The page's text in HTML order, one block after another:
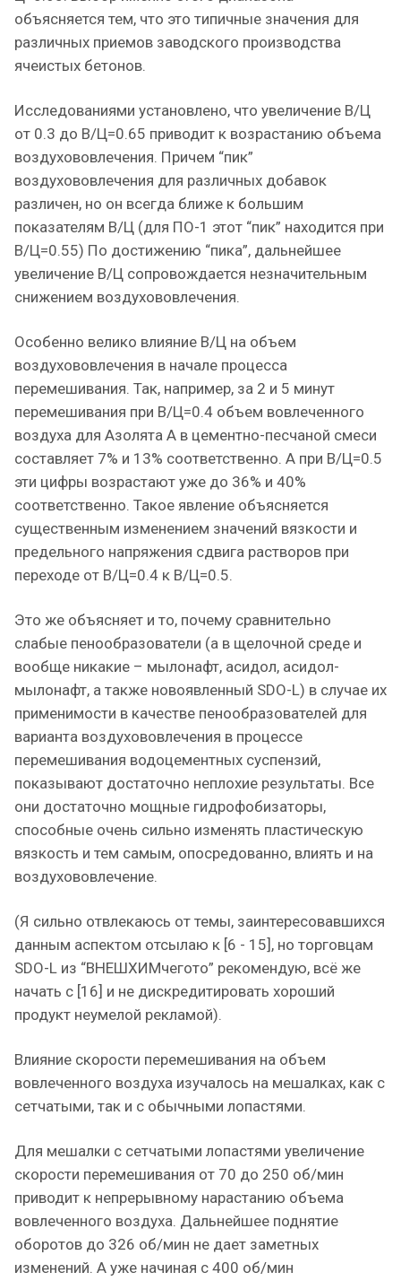
объясняется тем, что это типичные значения для
различных приемов заводского производства
ячеистых бетонов.
Исследованиями установлено, что увеличение В/Ц
от 0.3 до В/Ц=0.65 приводит к возрастанию объема
воздухововлечения. Причем “пик”
воздухововлечения для различных добавок
различен, но он всегда ближе к большим
показателям В/Ц (для ПО-1 этот “пик” находится при
В/Ц=0.55) По достижению “пика”, дальнейшее
увеличение В/Ц сопровождается незначительным
снижением воздухововлечения.
Особенно велико влияние В/Ц на объем
воздухововлечения в начале процесса
перемешивания. Так, например, за 2 и 5 минут
перемешивания при В/Ц=0.4 объем вовлеченного
воздуха для Азолята А в цементно-песчаной смеси
составляет 7% и 13% соответственно. А при В/Ц=0.5
эти цифры возрастают уже до 36% и 40%
соответственно. Такое явление объясняется
существенным изменением значений вязкости и
предельного напряжения сдвига растворов при
переходе от В/Ц=0.4 к В/Ц=0.5.
Это же объясняет и то, почему сравнительно
слабые пенообразователи (а в щелочной среде и
вообще никакие – мылонафт, асидол, асидол-
мылонафт, а также новоявленный SDO-L) в случае их
применимости в качестве пенообразователей для
варианта воздухововлечения в процессе
перемешивания водоцементных суспензий,
показывают достаточно неплохие результаты. Все
они достаточно мощные гидрофобизаторы,
способные очень сильно изменять пластическую
вязкость и тем самым, опосредованно, влиять и на
воздухововлечение.
(Я сильно отвлекаюсь от темы, заинтересовавшихся
данным аспектом отсылаю к [6 - 15], но торговцам
SDO-L из “ВНЕШХИМчегото” рекомендую, всё же
начать с [16] и не дискредитировать хороший
продукт неумелой рекламой).
Влияние скорости перемешивания на объем
вовлеченного воздуха изучалось на мешалках, как с
сетчатыми, так и с обычными лопастями.
Для мешалки с сетчатыми лопастями увеличение
скорости перемешивания от 70 до 250 об/мин
приводит к непрерывному нарастанию объема
вовлеченного воздуха. Дальнейшее поднятие
оборотов до 326 об/мин не дает заметных
изменений. А уже начиная с 400 об/мин